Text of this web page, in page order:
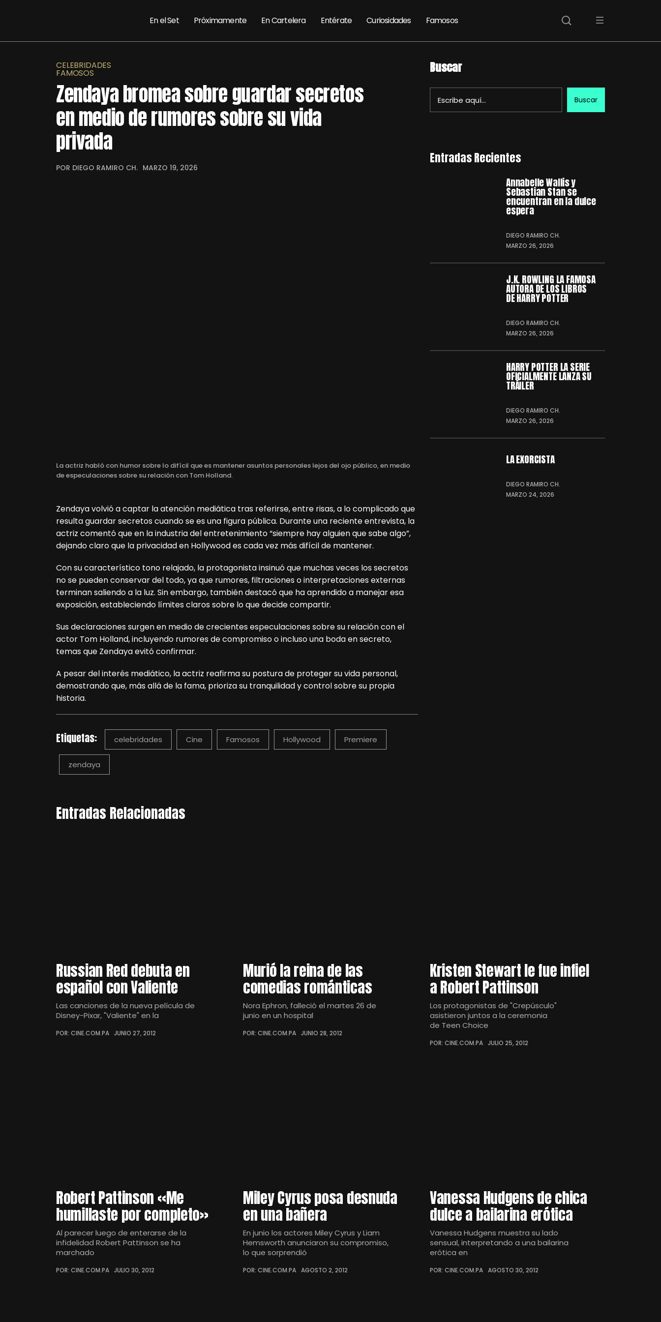
En el Set Próximamente En Cartelera Entérate Curiosidades Famosos
CELEBRIDADES
FAMOSOS
Zendaya bromea sobre guardar secretos
en medio de rumores sobre su vida
privada
POR DIEGO RAMIRO CH. MARZO 19, 2026
La actriz habló con humor sobre lo difícil que es mantener asuntos personales lejos del ojo público, en medio
de especulaciones sobre su relación con Tom Holland.
Zendaya volvió a captar la atención mediática tras referirse, entre risas, a lo complicado que
resulta guardar secretos cuando se es una figura pública. Durante una reciente entrevista, la
actriz comentó que en la industria del entretenimiento “siempre hay alguien que sabe algo”,
dejando claro que la privacidad en Hollywood es cada vez más difícil de mantener.
Con su característico tono relajado, la protagonista insinuó que muchas veces los secretos
no se pueden conservar del todo, ya que rumores, filtraciones o interpretaciones externas
terminan saliendo a la luz. Sin embargo, también destacó que ha aprendido a manejar esa
exposición, estableciendo límites claros sobre lo que decide compartir.
Sus declaraciones surgen en medio de crecientes especulaciones sobre su relación con el
actor Tom Holland, incluyendo rumores de compromiso o incluso una boda en secreto,
temas que Zendaya evitó confirmar.
A pesar del interés mediático, la actriz reafirma su postura de proteger su vida personal,
demostrando que, más allá de la fama, prioriza su tranquilidad y control sobre su propia
historia.
Etiquetas: celebridades Cine Famosos Hollywood Premiere
zendaya
Buscar
Buscar
Entradas Recientes
Annabelle Wallis y
Sebastian Stan se
encuentran en la dulce
espera
DIEGO RAMIRO CH.
MARZO 26, 2026
J.K. ROWLING LA FAMOSA
AUTORA DE LOS LIBROS
DE HARRY POTTER
DIEGO RAMIRO CH.
MARZO 26, 2026
HARRY POTTER LA SERIE
OFICIALMENTE LANZA SU
TRÁILER
DIEGO RAMIRO CH.
MARZO 26, 2026
LA EXORCISTA
DIEGO RAMIRO CH.
MARZO 24, 2026
Entradas Relacionadas
Russian Red debuta en
español con Valiente
Las canciones de la nueva película de
Disney-Pixar, "Valiente" en la
POR: CINE.COM.PA JUNIO 27, 2012
Murió la reina de las
comedias románticas
Nora Ephron, falleció el martes 26 de
junio en un hospital
POR: CINE.COM.PA JUNIO 28, 2012
Kristen Stewart le fue infiel
a Robert Pattinson
Los protagonistas de "Crepúsculo"
asistieron juntos a la ceremonia
de Teen Choice
POR: CINE.COM.PA JULIO 25, 2012
Robert Pattinson «Me
humillaste por completo»
Al parecer luego de enterarse de la
infidelidad Robert Pattinson se ha
marchado
POR: CINE.COM.PA JULIO 30, 2012
Miley Cyrus posa desnuda
en una bañera
En junio los actores Miley Cyrus y Liam
Hemsworth anunciaron su compromiso,
lo que sorprendió
POR: CINE.COM.PA AGOSTO 2, 2012
Vanessa Hudgens de chica
dulce a bailarina erótica
Vanessa Hudgens muestra su lado
sensual, interpretando a una bailarina
erótica en
POR: CINE.COM.PA AGOSTO 30, 2012